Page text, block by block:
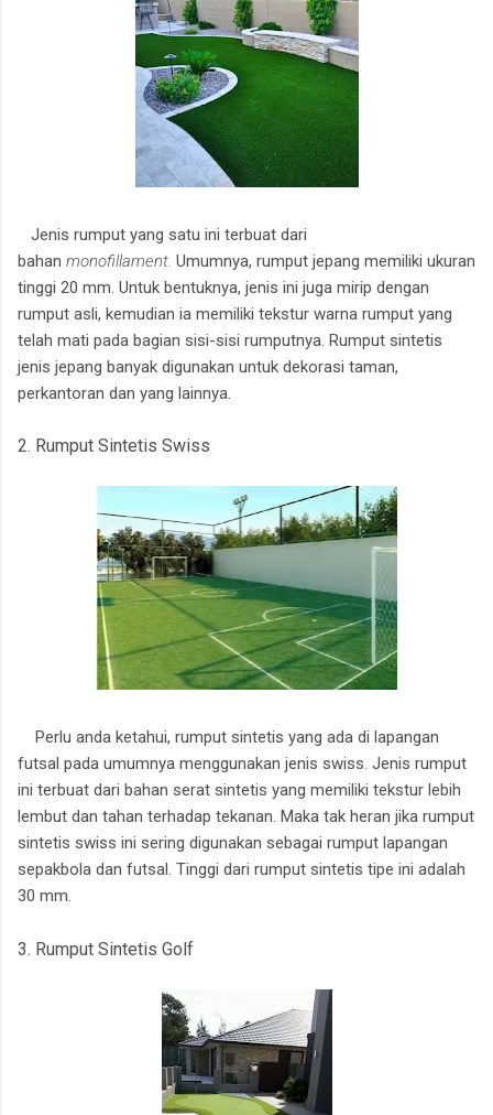
Jenis rumput yang satu ini terbuat dari
bahan monofillament. Umumnya, rumput jepang memiliki ukuran
tinggi 20 mm. Untuk bentuknya, jenis ini juga mirip dengan
rumput asli, kemudian ia memiliki tekstur warna rumput yang
telah mati pada bagian sisi-sisi rumputnya. Rumput sintetis
jenis jepang banyak digunakan untuk dekorasi taman,
perkantoran dan yang lainnya.
2. Rumput Sintetis Swiss
Perlu anda ketahui, rumput sintetis yang ada di lapangan
futsal pada umumnya menggunakan jenis swiss. Jenis rumput
ini terbuat dari bahan serat sintetis yang memiliki tekstur lebih
lembut dan tahan terhadap tekanan. Maka tak heran jika rumput
sintetis swiss ini sering digunakan sebagai rumput lapangan
sepakbola dan futsal. Tinggi dari rumput sintetis tipe ini adalah
30 mm.
3. Rumput Sintetis Golf